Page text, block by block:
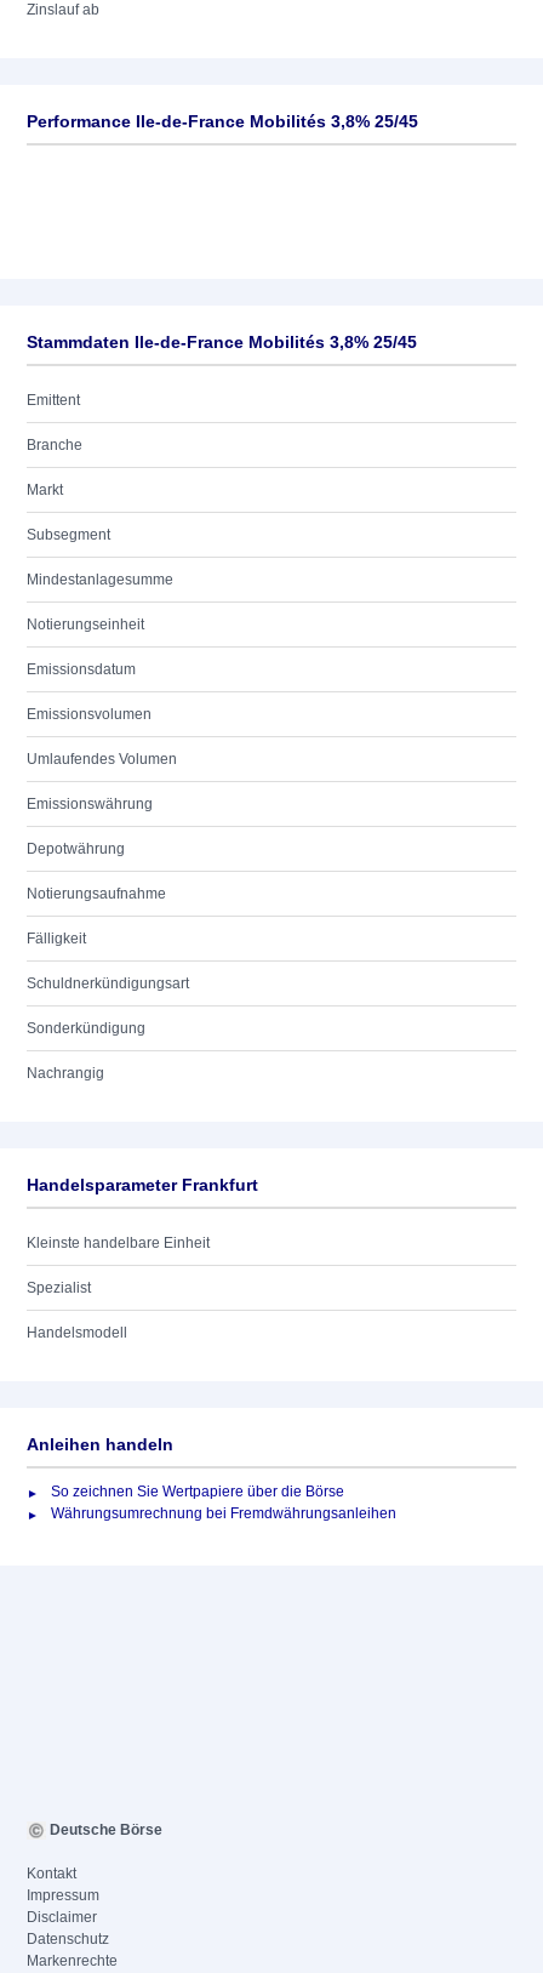
Zinslauf ab
Performance Ile-de-France Mobilités 3,8% 25/45
Stammdaten Ile-de-France Mobilités 3,8% 25/45
Emittent
Branche
Markt
Subsegment
Mindestanlagesumme
Notierungseinheit
Emissionsdatum
Emissionsvolumen
Umlaufendes Volumen
Emissionswährung
Depotwährung
Notierungsaufnahme
Fälligkeit
Schuldnerkündigungsart
Sonderkündigung
Nachrangig
Handelsparameter Frankfurt
Kleinste handelbare Einheit
Spezialist
Handelsmodell
Anleihen handeln
So zeichnen Sie Wertpapiere über die Börse
Währungsumrechnung bei Fremdwährungsanleihen
Deutsche Börse
Kontakt
Impressum
Disclaimer
Datenschutz
Markenrechte